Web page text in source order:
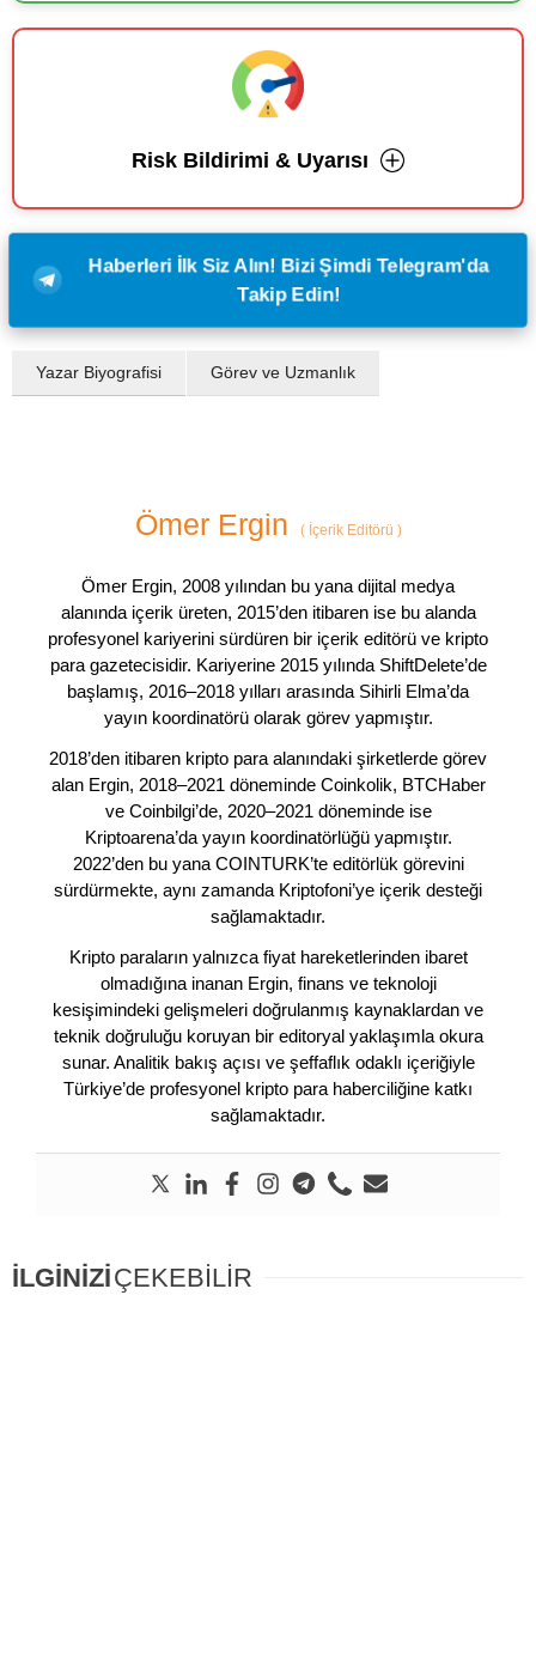
Risk Bildirimi & Uyarısı
Haberleri İlk Siz Alın! Bizi Şimdi Telegram'da
Takip Edin!
Yazar Biyografisi Görev ve Uzmanlık
Ömer Ergin (İçerik Editörü )
Ömer Ergin, 2008 yılından bu yana dijital medya
alanında içerik üreten, 2015’den itibaren ise bu alanda
profesyonel kariyerini sürdüren bir içerik editörü ve kripto
para gazetecisidir. Kariyerine 2015 yılında ShiftDelete’de
başlamış, 2016–2018 yılları arasında Sihirli Elma’da
yayın koordinatörü olarak görev yapmıştır.
2018’den itibaren kripto para alanındaki şirketlerde görev
alan Ergin, 2018–2021 döneminde Coinkolik, BTCHaber
ve Coinbilgi’de, 2020–2021 döneminde ise
Kriptoarena’da yayın koordinatörlüğü yapmıştır.
2022’den bu yana COINTURK’te editörlük görevini
sürdürmekte, aynı zamanda Kriptofoni’ye içerik desteği
sağlamaktadır.
Kripto paraların yalnızca fiyat hareketlerinden ibaret
olmadığına inanan Ergin, finans ve teknoloji
kesişimindeki gelişmeleri doğrulanmış kaynaklardan ve
teknik doğruluğu koruyan bir editoryal yaklaşımla okura
sunar. Analitik bakış açısı ve şeffaflık odaklı içeriğiyle
Türkiye’de profesyonel kripto para haberciliğine katkı
sağlamaktadır.
İLGİNİZİÇEKEBİLİR